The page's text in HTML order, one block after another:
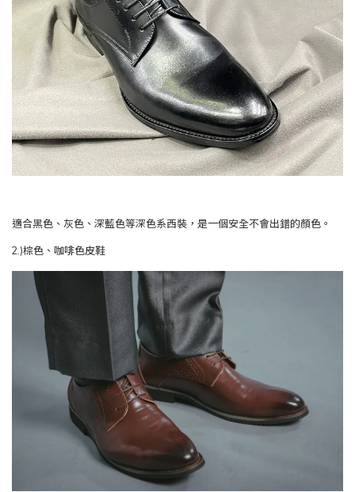
適合黑色、灰色、深藍色等深色系西裝，是一個安全不會出錯的顏色。
棕色、咖啡色皮鞋